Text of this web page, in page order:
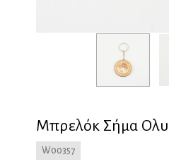
Μπρελόκ Σήμα
W00357